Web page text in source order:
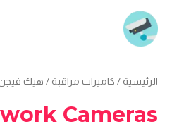
المحتوى
الرئيسية / كاميرات مراقبة / هيك
Cameras